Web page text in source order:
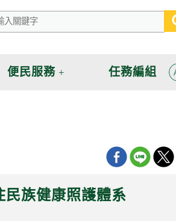
便民服務 任務編組
民族健康照護體系